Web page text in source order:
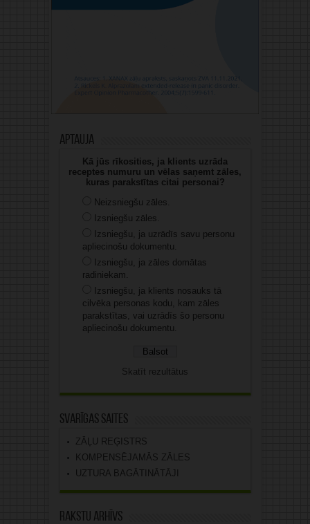
Aptauja
Kā jūs rīkosities, ja klients uzrāda
receptes numuru un vēlas saņemt zāles,
kuras parakstītas citai personai?
Neizsniegšu zāles.
Izsniegšu zāles.
Izsniegšu, ja uzrādīs savu personu
apliecinošu dokumentu.
Izsniegšu, ja zāles domātas
radiniekam.
Izsniegšu, ja klients nosauks tā
cilvēka personas kodu, kam zāles
parakstītas, vai uzrādīs šo personu
apliecinošu dokumentu.
Skatīt rezultātus
Svarīgas saites
ZĀĻU REĢISTRS
KOMPENSĒJAMĀS ZĀLES
UZTURA BAGĀTINĀTĀJI
Rakstu arhīvs